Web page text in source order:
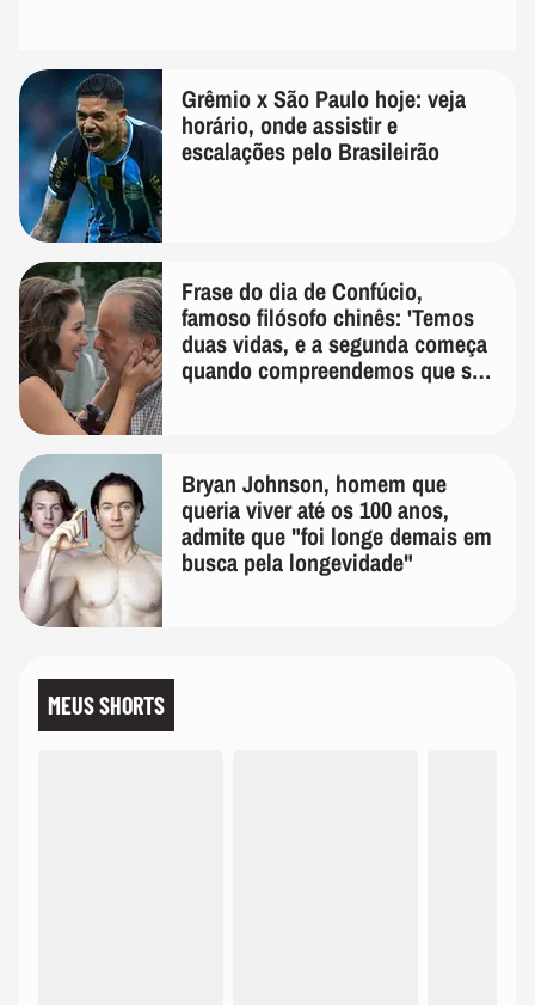
Grêmio x São Paulo hoje: veja
horário, onde assistir e
escalações pelo Brasileirão
Frase do dia de Confúcio,
famoso filósofo chinês: 'Temos
duas vidas, e a segunda começa
quando compreendemos que só
Bryan Johnson, homem que
queria viver até os 100 anos,
admite que "foi longe demais em
busca pela longevidade"
MEUS SHORTS